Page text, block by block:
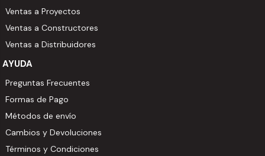
Ventas a Proyectos
Ventas a Constructores
Ventas a Distribuidores
AYUDA
Preguntas Frecuentes
Formas de Pago
Métodos de envío
Cambios y Devoluciones
Términos y Condiciones